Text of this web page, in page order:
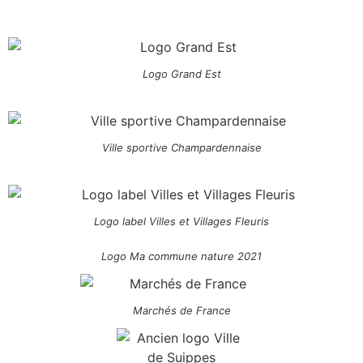
Logo Grand Est
Ville sportive Champardennaise
Logo label Villes et Villages Fleuris
Logo Ma commune nature 2021
Marchés de France